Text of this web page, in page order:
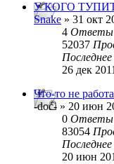
У КОГО
Snake » 31 окт
4 Ответы
52037
26 дек
Что-то не
-doc- » 20 июн
0 Ответы
83054
20 июн